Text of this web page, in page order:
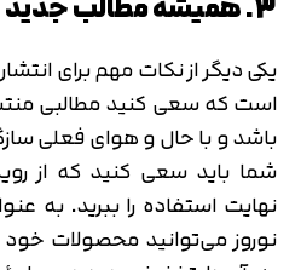
یکی دیگر از نکات مهم برای
است که سعی کنید مطالبی
باشد و با حال و هوای فعلی
شما باید سعی کنید که از
نهایت استفاده را ببرید. به
نوروز می‌توانید محصولات خود